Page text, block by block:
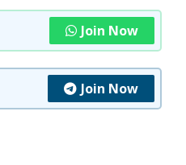
Join Now
Join Now